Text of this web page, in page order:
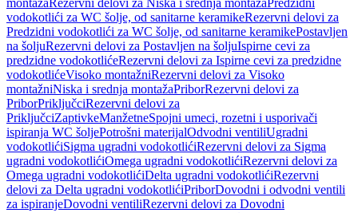
montažaRezervni delovi za Niska i srednja montažaPredzidni
vodokotlići za WC šolje, od sanitarne keramikeRezervni delovi za
Predzidni vodokotlići za WC šolje, od sanitarne keramikePostavljen
na šoljuRezervni delovi za Postavljen na šoljuIspirne cevi za
predzidne vodokotlićeRezervni delovi za Ispirne cevi za predzidne
vodokotlićeVisoko montažniRezervni delovi za Visoko
montažniNiska i srednja montažaPriborRezervni delovi za
PriborPriključciRezervni delovi za
PriključciZaptivkeManžetneSpojni umeci, rozetni i usporivači
ispiranja WC šoljePotrošni materijalOdvodni ventiliUgradni
vodokotlićiSigma ugradni vodokotlićiRezervni delovi za Sigma
ugradni vodokotlićiOmega ugradni vodokotlićiRezervni delovi za
Omega ugradni vodokotlićiDelta ugradni vodokotlićiRezervni
delovi za Delta ugradni vodokotlićiPriborDovodni i odvodni ventili
za ispiranjeDovodni ventiliRezervni delovi za Dovodni